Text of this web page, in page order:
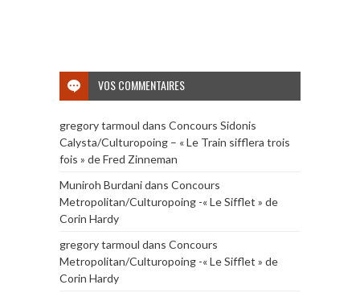
VOS COMMENTAIRES
gregory tarmoul dans Concours Sidonis
Calysta/Culturopoing – « Le Train sifflera trois
fois » de Fred Zinneman
Muniroh Burdanidans Concours
Metropolitan/Culturopoing -« Le Sifflet » de
Corin Hardy
gregory tarmoul dans Concours
Metropolitan/Culturopoing -« Le Sifflet » de
Corin Hardy